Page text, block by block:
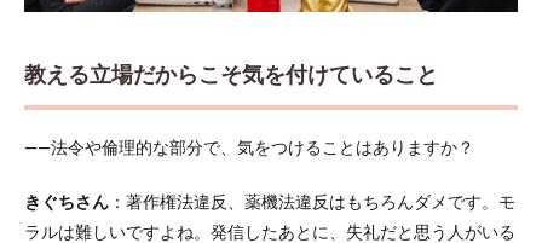
教える立場だからこそ気を付けていること
――法令や倫理的な部分で、気をつけることはありますか？
きぐちさん ：著作権法違反、薬機法違反はもちろんダメです。モ
ラルは難しいですよね。発信したあとに、失礼だと思う人がいる